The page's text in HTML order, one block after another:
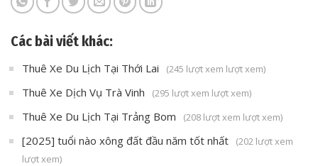
Các bài viết khác:
Thuê Xe Du Lịch Tại Thới Lai (245 lượt xem lượt xem)
Thuê Xe Dịch Vụ Trà Vinh (295 lượt xem lượt xem)
Thuê Xe Du Lịch Tại Trảng Bom (208 lượt xem lượt xem)
[2025] tuổi nào xông đất đầu năm tốt nhất
(202 lượt xem
lượt xem)